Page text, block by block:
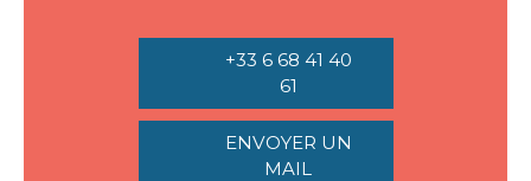
+33 6 68 41 40
61
ENVOYER UN
MAIL